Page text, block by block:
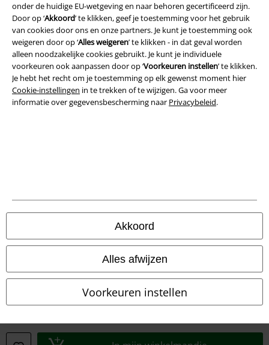
onder de huidige EU-wetgeving en naar behoren gecertificeerd zijn.
Door op ‘Akkoord’ te klikken, geef je toestemming voor het gebruik
van cookies door ons en onze partners. Je kunt je toestemming ook
weigeren door op ‘Alles weigeren’ te klikken - in dat geval worden
alleen noodzakelijke cookies gebruikt. Je kunt je individuele
voorkeuren ook aanpassen door op ‘Voorkeuren instellen’ te klikken.
Je hebt het recht om je toestemming op elk gewenst moment hier
Cookie-instellingen in te trekken of te wijzigen. Ga voor meer
informatie over gegevensbescherming naar Privacybeleid.
Akkoord
Alles afwijzen
Voorkeuren instellen
Beveiliging
Legal
Privacyverklaring